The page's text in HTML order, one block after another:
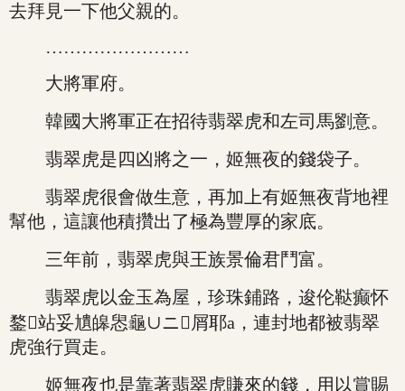
去拜見一下他父親的。
……………………
大將軍府。
韓國大將軍正在招待翡翠虎和左司馬劉意。
翡翠虎是四凶將之一，姬無夜的錢袋子。
翡翠虎很會做生意，再加上有姬無夜背地裡
幫他，這讓他積攢出了極為豐厚的家底。
三年前，翡翠虎與王族景倫君鬥富。
翡翠虎以金玉為屋，珍珠鋪路，逡伦鞑癫怀
鍪站妥尵皞惥龜∪ニ屑耶a，連封地都被翡翠
虎強行買走。
姬無夜也是靠著翡翠虎賺來的錢，用以賞賜